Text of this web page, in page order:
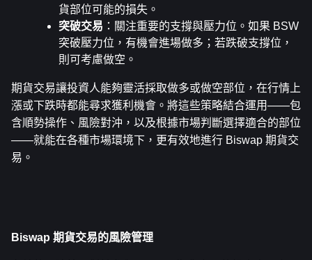
貨部位可能的損失。
突破交易 ：關注重要的支撐與壓力位。如果 BSW
突破壓力位，有機會進場做多；若跌破支撐位，
則可考慮做空。
期貨交易讓投資人能夠靈活採取做多或做空部位，在行情上
漲或下跌時都能尋求獲利機會。將這些策略結合運用——包
含順勢操作、風險對沖，以及根據市場判斷選擇適合的部位
——就能在各種市場環境下，更有效地進行 Biswap 期貨交
易。
Biswap 期貨交易的風險管理